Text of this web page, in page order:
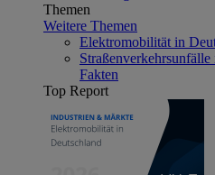
Themen
Weitere Themen
Elektromobilität in
Fakten
Top Report